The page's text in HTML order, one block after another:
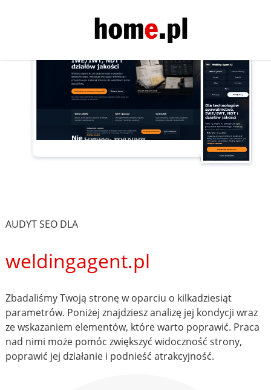
AUDYT SEO DLA
weldingagent.pl
Zbadaliśmy Twoją stronę w oparciu o kilkadziesiąt
parametrów. Poniżej znajdziesz analizę jej kondycji wraz
ze wskazaniem elementów, które warto poprawić. Praca
nad nimi może pomóc zwiększyć widoczność strony,
poprawić jej działanie i podnieść atrakcyjność.